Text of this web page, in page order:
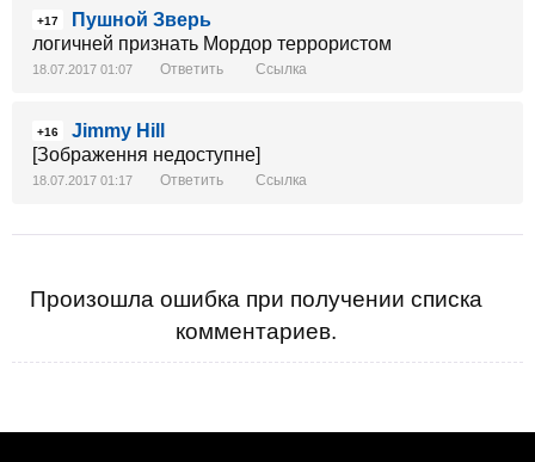
+17
Пушной Зверь
логичней признать Мордор террористом
18.07.2017 01:07 Ответить Ссылка
+16
Jimmy Hill
[Зображення недоступне]
18.07.2017 01:17 Ответить Ссылка
Произошла ошибка при получении списка
комментариев.